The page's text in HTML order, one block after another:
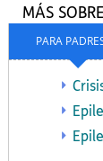
PARA
MÁS